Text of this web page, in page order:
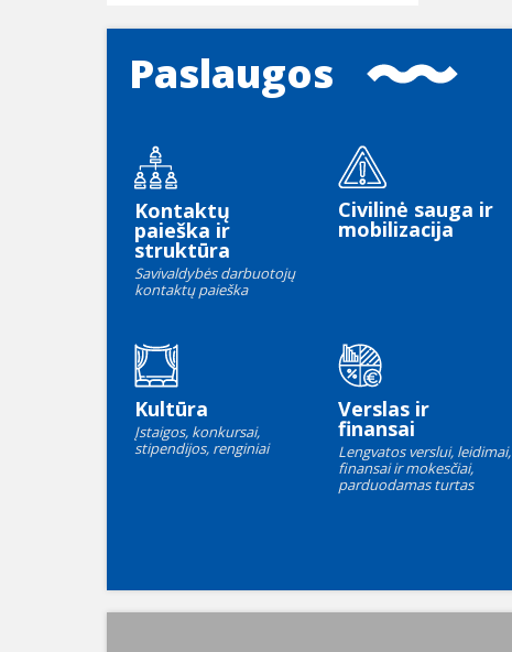
Paslaugos
Kontaktų
paieška ir
struktūra
Savivaldybės darbuotojų
kontaktų paieška
Civilinė sauga ir
mobilizacija
Kultūra
Įstaigos, konkursai,
stipendijos, renginiai
Verslas ir
finansai
Lengvatos verslui, leidimai,
finansai ir mokesčiai,
parduodamas turtas